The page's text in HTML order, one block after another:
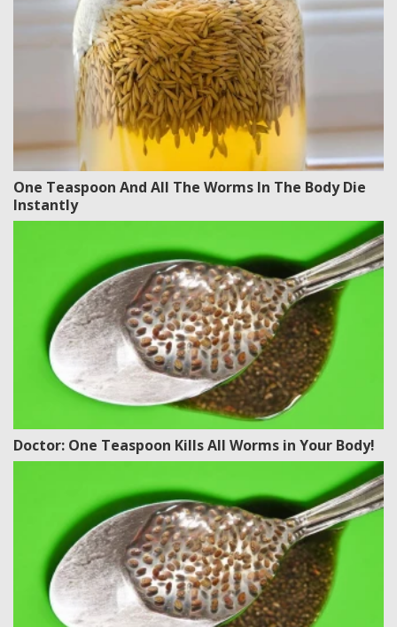
One Teaspoon And All The Worms In The Body Die
Instantly
Doctor: One Teaspoon Kills All Worms in Your Body!